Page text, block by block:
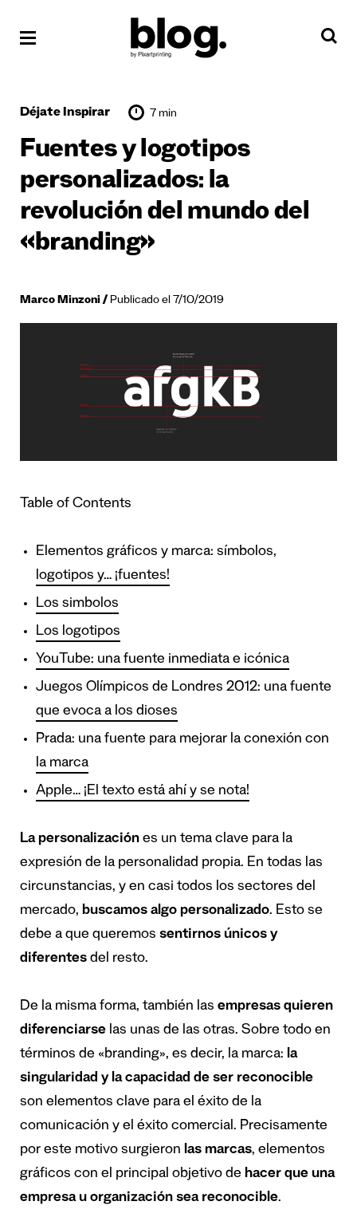
Déjate Inspirar 7 min
Fuentes y logotipos
personalizados: la
revolución del mundo del
«branding»
Marco Minzoni Publicado el 7/10/2019
Table of Contents
Elementos gráficos y marca: símbolos,
logotipos y… ¡fuentes!
Los simbolos
Los logotipos
YouTube: una fuente inmediata e icónica
Juegos Olímpicos de Londres 2012: una fuente
que evoca a los dioses
Prada: una fuente para mejorar la conexión con
la marca
Apple… ¡El texto está ahí y se nota!
La personalización es un tema clave para la
expresión de la personalidad propia. En todas las
circunstancias, y en casi todos los sectores del
mercado, buscamos algo personalizado. Esto se
debe a que queremos sentirnos únicos y
diferentes del resto.
De la misma forma, también las empresas quieren
diferenciarse las unas de las otras. Sobre todo en
términos de «branding», es decir, la marca: la
singularidad y la capacidad de ser reconocible
son elementos clave para el éxito de la
comunicación y el éxito comercial. Precisamente
por este motivo surgieron las marcas, elementos
gráficos con el principal objetivo de hacer que una
empresa u organización sea reconocible.